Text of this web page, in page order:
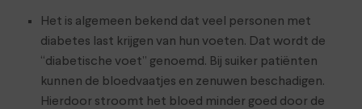
Het is algemeen bekend dat veel personen met
diabetes last krijgen van hun voeten. Dat wordt de
“diabetische voet” genoemd. Bij suiker patiënten
kunnen de bloedvaatjes en zenuwen beschadigen.
Hierdoor stroomt het bloed minder goed door de